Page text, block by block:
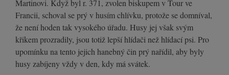
Martinovi. Když byl r. 371, zvolen biskupem v Tour ve
Francii, schoval se prý v husím chlívku, protože se domníval,
že není hoden tak vysokého úřadu. Husy jej však svým
křikem prozradily, jsou totiž lepší hlídači než hlídací psi. Pro
upomínku na tento jejich hanebný čin prý nařídil, aby byly
husy zabíjeny vždy v den, kdy má svátek.